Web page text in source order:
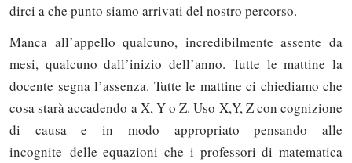
dirci a che punto siamo arrivati del nostro percorso.
Manca all’appello qualcuno, incredibilmente assente da
mesi, qualcuno dall’inizio dell’anno. Tutte le mattine la
docente segna l’assenza. Tutte le mattine ci chiediamo che
cosa starà accadendo a X, Y o Z. Uso X,Y, Z con cognizione
di causa e in modo appropriato pensando alle
incognite delle equazioni che i professori di matematica